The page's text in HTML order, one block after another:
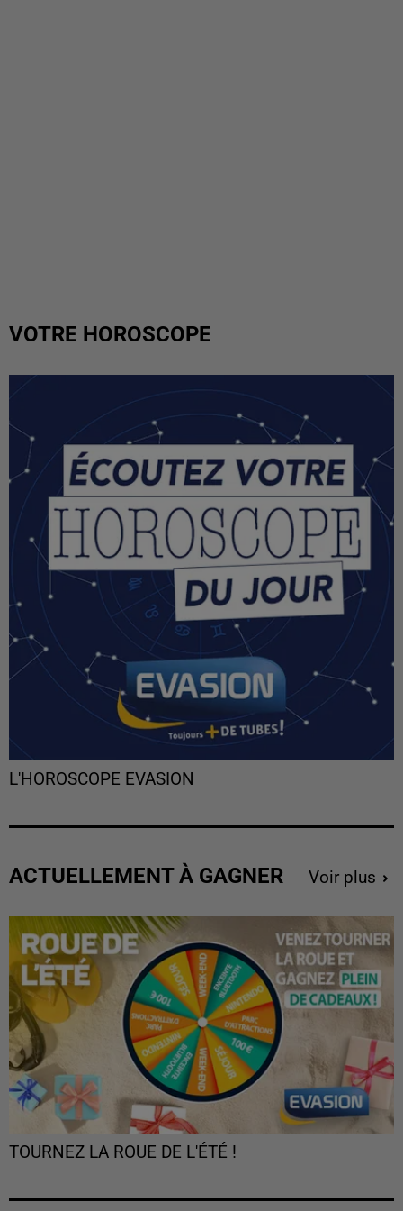
VOTRE HOROSCOPE
L'HOROSCOPE EVASION
ACTUELLEMENT À GAGNER Voir plus
TOURNEZ LA ROUE DE L'ÉTÉ !